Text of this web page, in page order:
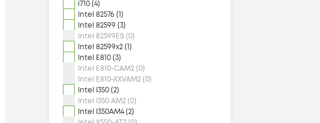
i710 (4)
Intel 82576 (1)
Intel 82599 (3)
Intel 82599ES (0)
Intel 82599x2 (1)
Intel E810 (3)
Intel E810-CAM2 (0)
Intel E810-XXVAM2 (0)
Intel I350 (2)
Intel I350 AM2 (0)
Intel I350AM4 (2)